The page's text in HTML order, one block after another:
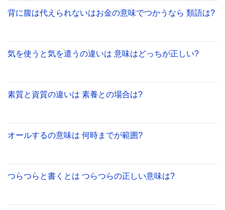
背に腹は代えられないはお金の意味でつかうなら 類語は?
気を使うと気を遣うの違いは 意味はどっちが正しい?
素質と資質の違いは 素養との場合は?
オールするの意味は 何時までが範囲?
つらつらと書くとは つらつらの正しい意味は?